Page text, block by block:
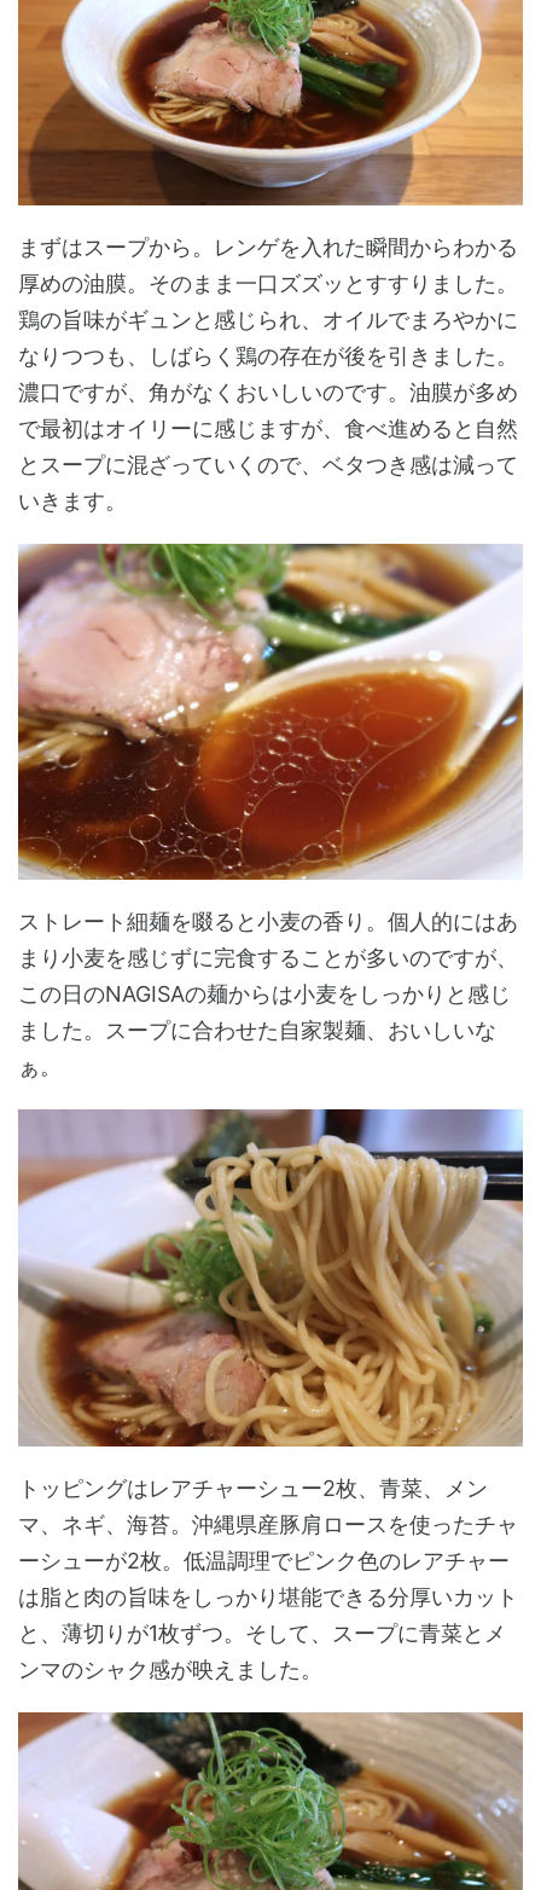
まずはスープから。レンゲを入れた瞬間からわかる
厚めの油膜。そのまま一口ズズッとすすりました。
鶏の旨味がギュンと感じられ、オイルでまろやかに
なりつつも、しばらく鶏の存在が後を引きました。
濃口ですが、角がなくおいしいのです。油膜が多め
で最初はオイリーに感じますが、食べ進めると自然
とスープに混ざっていくので、ベタつき感は減って
いきます。
ストレート細麺を啜ると小麦の香り。個人的にはあ
まり小麦を感じずに完食することが多いのですが、
この日のNAGISAの麺からは小麦をしっかりと感じ
ました。スープに合わせた自家製麺、おいしいな
ぁ。
トッピングはレアチャーシュー2枚、青菜、メン
マ、ネギ、海苔。沖縄県産豚肩ロースを使ったチャ
ーシューが2枚。低温調理でピンク色のレアチャー
は脂と肉の旨味をしっかり堪能できる分厚いカット
と、薄切りが1枚ずつ。そして、スープに青菜とメ
ンマのシャク感が映えました。